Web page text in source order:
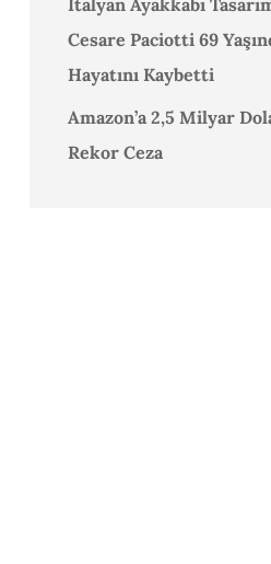
İtalyan Ayakkabı
Cesare Paciotti 69
Hayatını Kaybetti
Amazon’a 2,5 Milyar
Rekor Ceza